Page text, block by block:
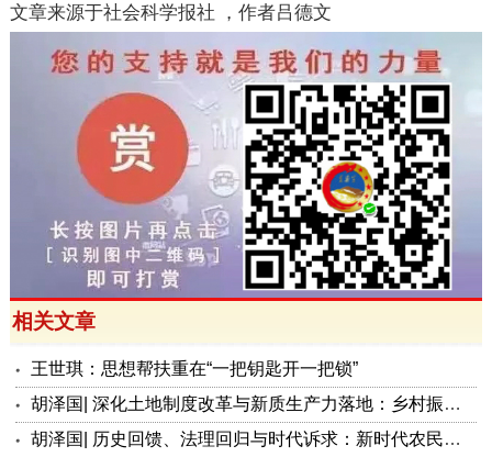
文章来源于社会科学报社 ，作者吕德文
相关文章
王世琪：思想帮扶重在“一把钥匙开一把锁”
胡泽国| 深化土地制度改革与新质生产力落地：乡村振兴的核心突破路径
胡泽国| 历史回馈、法理回归与时代诉求：新时代农民养老医疗保障提质的三重必然性